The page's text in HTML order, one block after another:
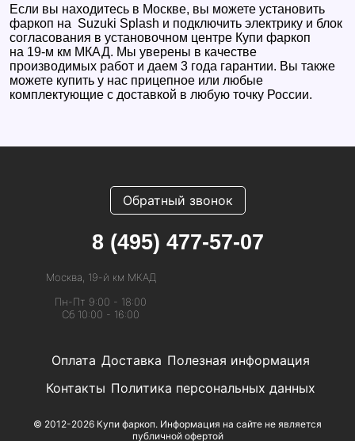
Если вы находитесь в Москве, вы можете установить
фаркоп на Suzuki Splash и подключить электрику и блок
согласования в установочном центре Купи фаркоп
на 19-м км МКАД. Мы уверены в качестве
производимых работ и даем 3 года гарантии. Вы также
можете купить у нас прицепное или любые
комплектующие с доставкой в любую точку России.
Оплата Доставка Полезная информация
Контакты Политика персональных данных
© 2012-2026 Купи фаркоп. Информация на сайте не является
публичной офертой
Обратный звонок
8 (495) 477-57-07
Москва, 19-й км МКАД
Пн-Пт 9:00 - 18:00
Сб 10:00 - 16:00